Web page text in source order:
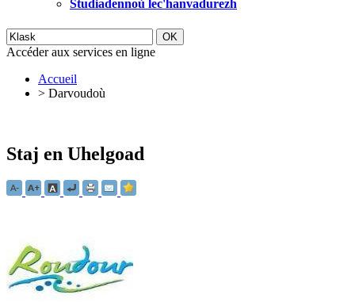
Studiadennoù lec'hanvadurezh
Accéder aux services en ligne
Accueil
> Darvoudoù
Staj en Uhelgoad